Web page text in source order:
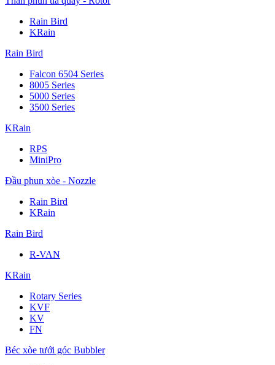
Rain Bird
KRain
Rain Bird
Falcon 6504 Series
8005 Series
5000 Series
3500 Series
KRain
RPS
MiniPro
Đầu phun xòe - Nozzle
Rain Bird
KRain
Rain Bird
R-VAN
KRain
Rotary Series
KVF
KV
FN
Béc xòe tưới góc Bubbler